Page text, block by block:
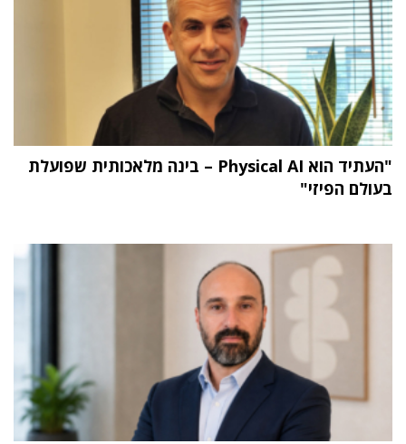
"העתיד הוא Physical AI – בינה מלאכותית שפועלת
בעולם הפיזי"